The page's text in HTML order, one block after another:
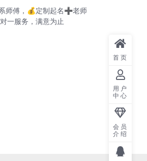
师傅， 💰定制起名➕老师
一服务，满意为止
首页
用户
中心
会员
介绍